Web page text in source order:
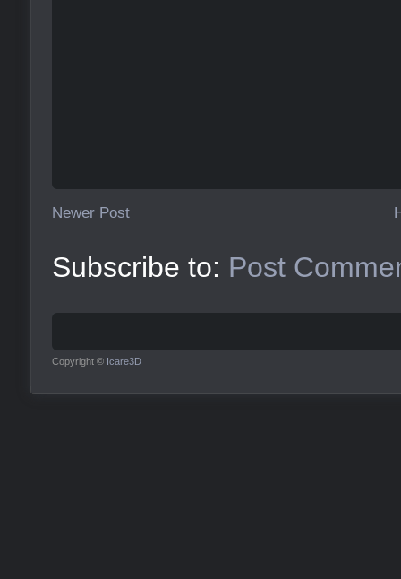
Newer Post
Subscribe to: Post
Copyright © Icare3D